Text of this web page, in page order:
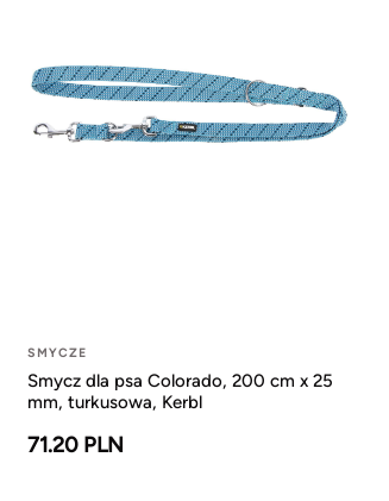
SMYCZE
Smycz dla psa Colorado, 200 cm x 25
mm, turkusowa, Kerbl
71.20 PLN